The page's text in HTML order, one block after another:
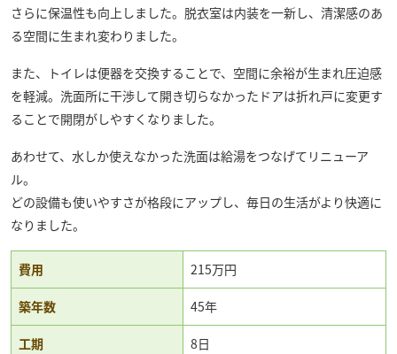
さらに保温性も向上しました。脱衣室は内装を一新し、清潔感のあ
る空間に生まれ変わりました。
また、トイレは便器を交換することで、空間に余裕が生まれ圧迫感
を軽減。洗面所に干渉して開き切らなかったドアは折れ戸に変更す
ることで開閉がしやすくなりました。
あわせて、水しか使えなかった洗面は給湯をつなげてリニューア
ル。
どの設備も使いやすさが格段にアップし、毎日の生活がより快適に
なりました。
費用 215万円
築年数 45年
工期 8日